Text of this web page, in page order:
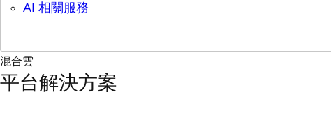
AI 相關服務
混合雲
平台解決方案